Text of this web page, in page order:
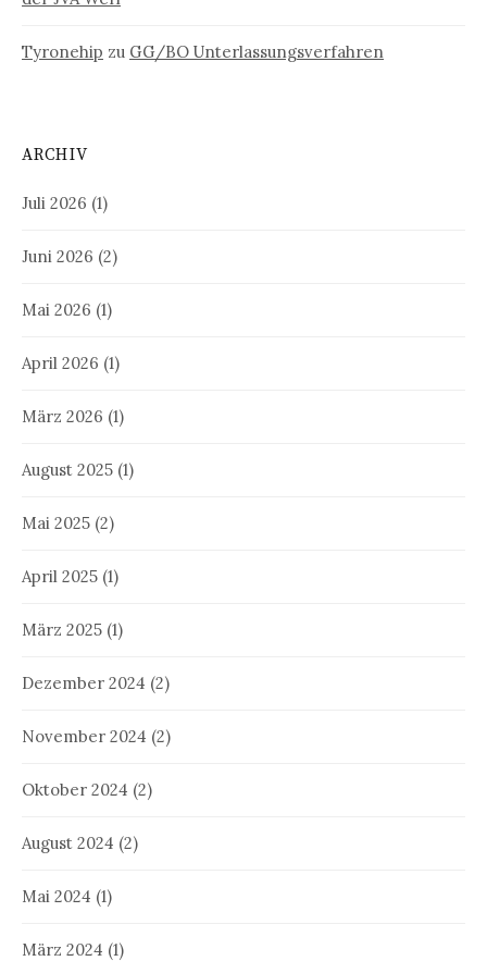
Tyronehip zu GG/BO Unterlassungsverfahren
ARCHIV
Juli 2026 (1)
Juni 2026 (2)
Mai 2026 (1)
April 2026 (1)
März 2026 (1)
August 2025 (1)
Mai 2025 (2)
April 2025 (1)
März 2025 (1)
Dezember 2024 (2)
November 2024 (2)
Oktober 2024 (2)
August 2024 (2)
Mai 2024 (1)
März 2024 (1)